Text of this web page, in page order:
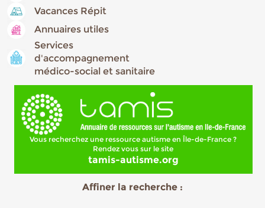
Vacances Répit
Annuaires utiles
Services
d'accompagnement
médico-social et sanitaire
Vous recherchez une ressource autisme en Île-de-France ?
Rendez vous sur le site
tamis-autisme.org
Affiner la recherche :